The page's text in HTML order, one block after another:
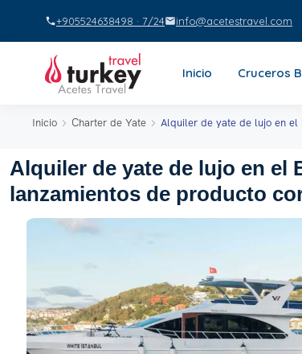
+905524638498 · 7/24 info@acetestravel.com
Inicio Cruceros
Inicio Charter de Yate Alquiler de yate de lujo en el
Alquiler de yate de lujo en el
lanzamientos de producto